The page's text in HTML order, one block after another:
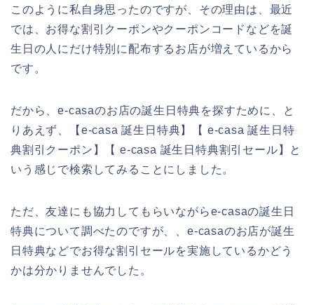
このように私自身思ったのですが、その理由は、最近
では、お得な割引クーポンやクーポンコードなどを誕
生日の人にだけ特別に配布するお店が増えているから
です。
だから、e-casaのお店の誕生日特典を探すために、と
りあえず、【e-casa 誕生日特典】【 e-casa 誕生日特
典割引クーポン】【 e-casa 誕生日特典割引セール】と
いう感じで検索してみることにしました。
ただ、友達にも協力してもらいながらe-casaの誕生日
特典について調べたのですが、、e-casaのお店が誕生
日特典などでお得な割引セールを実施しているかどう
かは分かりませんでした。